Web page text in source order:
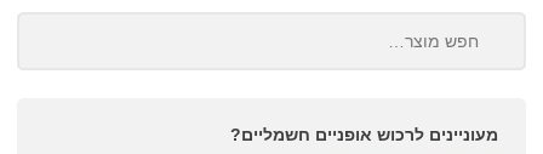
מעוניינים לרכוש אופניים חשמליים?